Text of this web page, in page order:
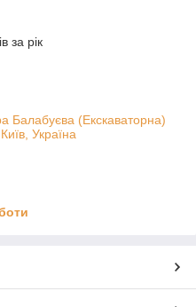
за рік
Балабуєва (Екскаваторна)
Україна